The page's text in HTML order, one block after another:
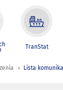
TranStat
Lista